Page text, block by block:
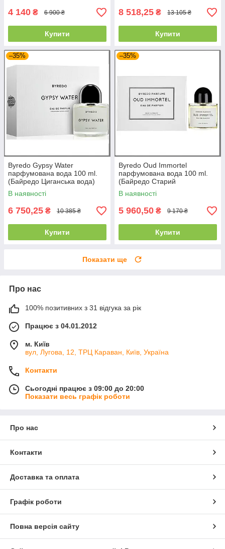
4 140 ₴ 6 900 ₴
Купити
8 518,25 ₴ 13 105 ₴
Купити
–35%
Byredo Gypsy Water
парфумована вода 100 ml.
(Байредо Циганська вода)
В наявності
6 750,25 ₴ 10 385 ₴
Купити
–35%
Byredo Oud Immortel
парфумована вода 100 ml.
(Байредо Старий
Безсмертник)
В наявності
5 960,50 ₴ 9 170 ₴
Купити
Показати ще
Про нас
100% позитивних з 31 відгука за рік
Працює з 04.01.2012
м. Київ
вул, Лугова, 12, ТРЦ Караван, Київ, Україна
Контакти
Сьогодні працює з 09:00 до 20:00
Показати весь графік роботи
Про нас
Контакти
Доставка та оплата
Графік роботи
Повна версія сайту